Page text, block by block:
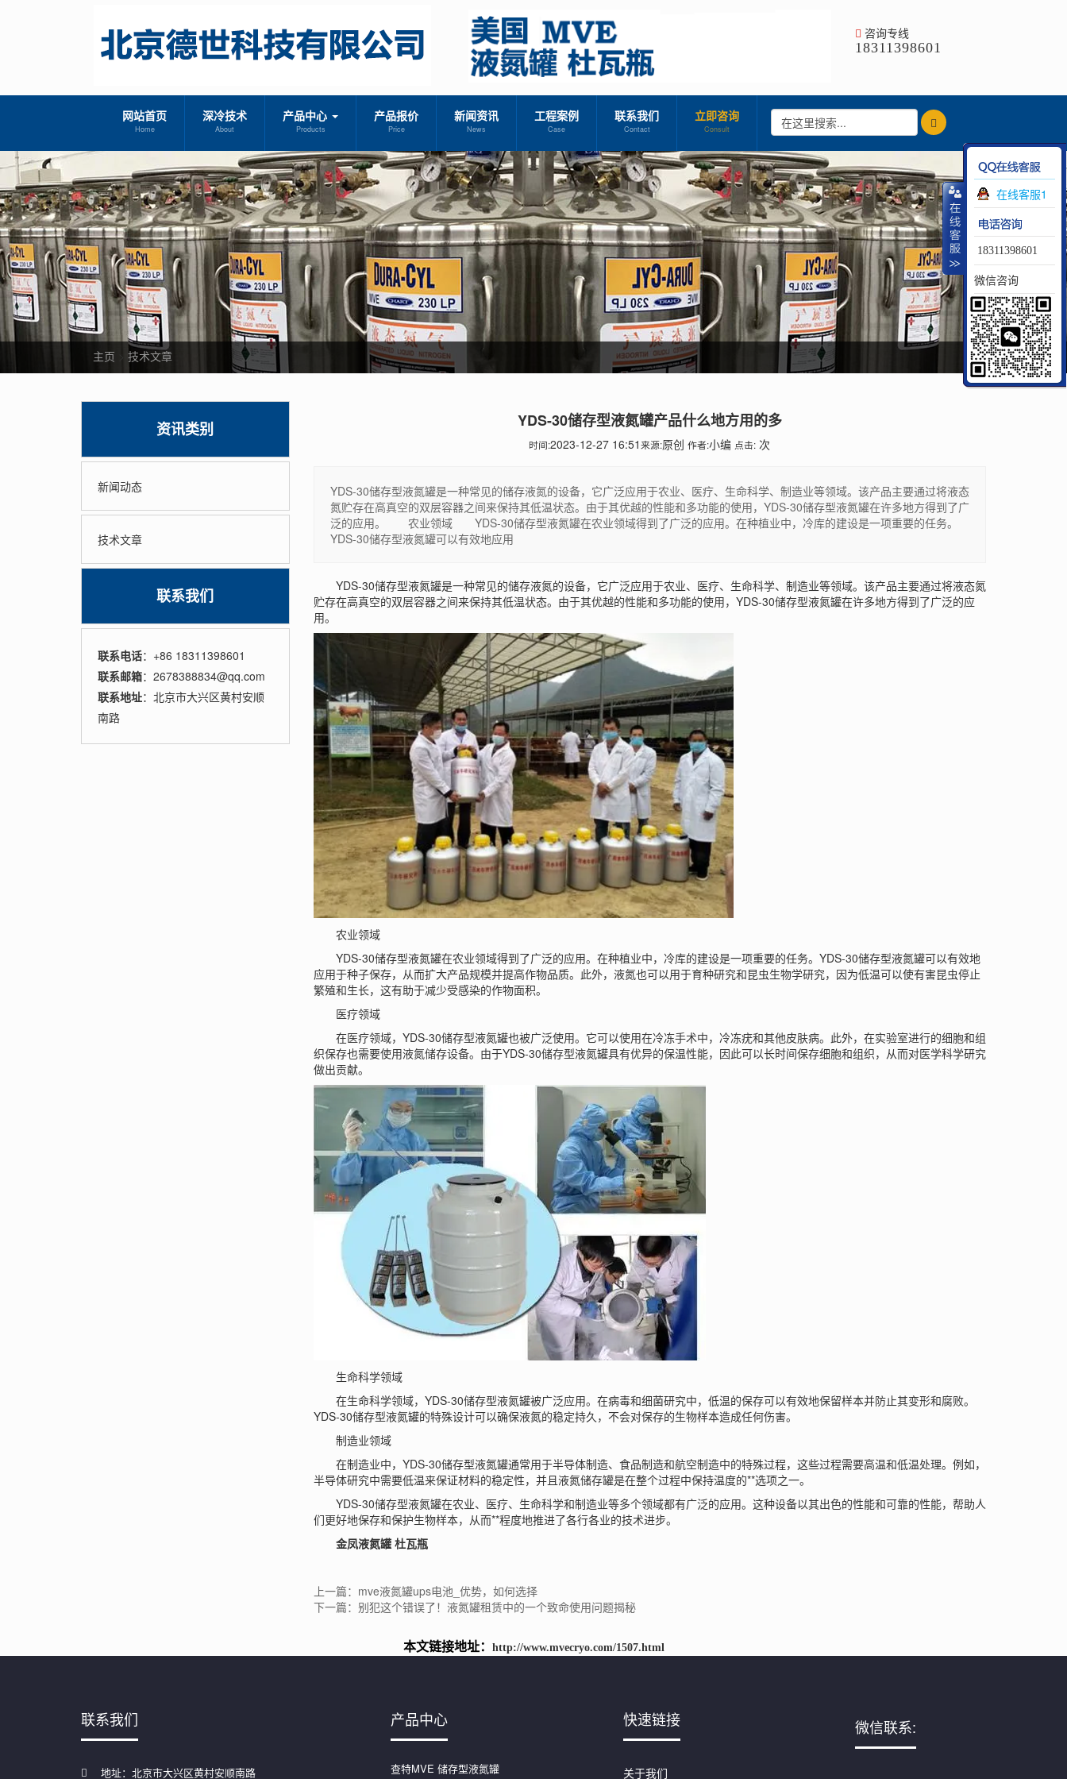
咨询专线
18311398601
网站首页
Home
深冷技术
About
产品中心
Products
产品报价
Price
新闻资讯
News
工程案例
Case
联系我们
Contact
立即咨询
Consult
主页 技术文章
资讯类别
新闻动态
技术文章
联系我们
联系电话：+86 18311398601
联系邮箱：2678388834@qq.com
联系地址：北京市大兴区黄村安顺
南路
YDS-30储存型液氮罐产品什么地方用的多
时间:2023-12-27 16:51来源:原创作者:小编 点击: 次
YDS-30储存型液氮罐是一种常见的储存液氮的设备，它广泛应用于农业、医疗、生命科学、制造业等领域。该产品主要通过将液态
氮贮存在高真空的双层容器之间来保持其低温状态。由于其优越的性能和多功能的使用，YDS-30储存型液氮罐在许多地方得到了广
泛的应用。 农业领域 YDS-30储存型液氮罐在农业领域得到了广泛的应用。在种植业中，冷库的建设是一项重要的任务。
YDS-30储存型液氮罐可以有效地应用
YDS-30储存型液氮罐是一种常见的储存液氮的设备，它广泛应用于农业、医疗、生命科学、制造业等领域。该产品主要通过将液态氮
贮存在高真空的双层容器之间来保持其低温状态。由于其优越的性能和多功能的使用，YDS-30储存型液氮罐在许多地方得到了广泛的应
用。
农业领域
YDS-30储存型液氮罐在农业领域得到了广泛的应用。在种植业中，冷库的建设是一项重要的任务。YDS-30储存型液氮罐可以有效地
应用于种子保存，从而扩大产品规模并提高作物品质。此外，液氮也可以用于育种研究和昆虫生物学研究，因为低温可以使有害昆虫停止
繁殖和生长，这有助于减少受感染的作物面积。
医疗领域
在医疗领域，YDS-30储存型液氮罐也被广泛使用。它可以使用在冷冻手术中，冷冻疣和其他皮肤病。此外，在实验室进行的细胞和组
织保存也需要使用液氮储存设备。由于YDS-30储存型液氮罐具有优异的保温性能，因此可以长时间保存细胞和组织，从而对医学科学研究
做出贡献。
生命科学领域
在生命科学领域，YDS-30储存型液氮罐被广泛应用。在病毒和细菌研究中，低温的保存可以有效地保留样本并防止其变形和腐败。
YDS-30储存型液氮罐的特殊设计可以确保液氮的稳定持久，不会对保存的生物样本造成任何伤害。
制造业领域
在制造业中，YDS-30储存型液氮罐通常用于半导体制造、食品制造和航空制造中的特殊过程，这些过程需要高温和低温处理。例如，
半导体研究中需要低温来保证材料的稳定性，并且液氮储存罐是在整个过程中保持温度的**选项之一。
YDS-30储存型液氮罐在农业、医疗、生命科学和制造业等多个领域都有广泛的应用。这种设备以其出色的性能和可靠的性能，帮助人
们更好地保存和保护生物样本，从而**程度地推进了各行各业的技术进步。
金凤液氮罐 杜瓦瓶
上一篇：mve液氮罐ups电池_优势，如何选择
下一篇：别犯这个错误了！液氮罐租赁中的一个致命使用问题揭秘
本文链接地址： http://www.mvecryo.com/1507.html
联系我们
地址：北京市大兴区黄村安顺南路
产品中心
查特MVE 储存型液氮罐
快速链接
关于我们
微信联系:
在线客服1
18311398601
微信咨询